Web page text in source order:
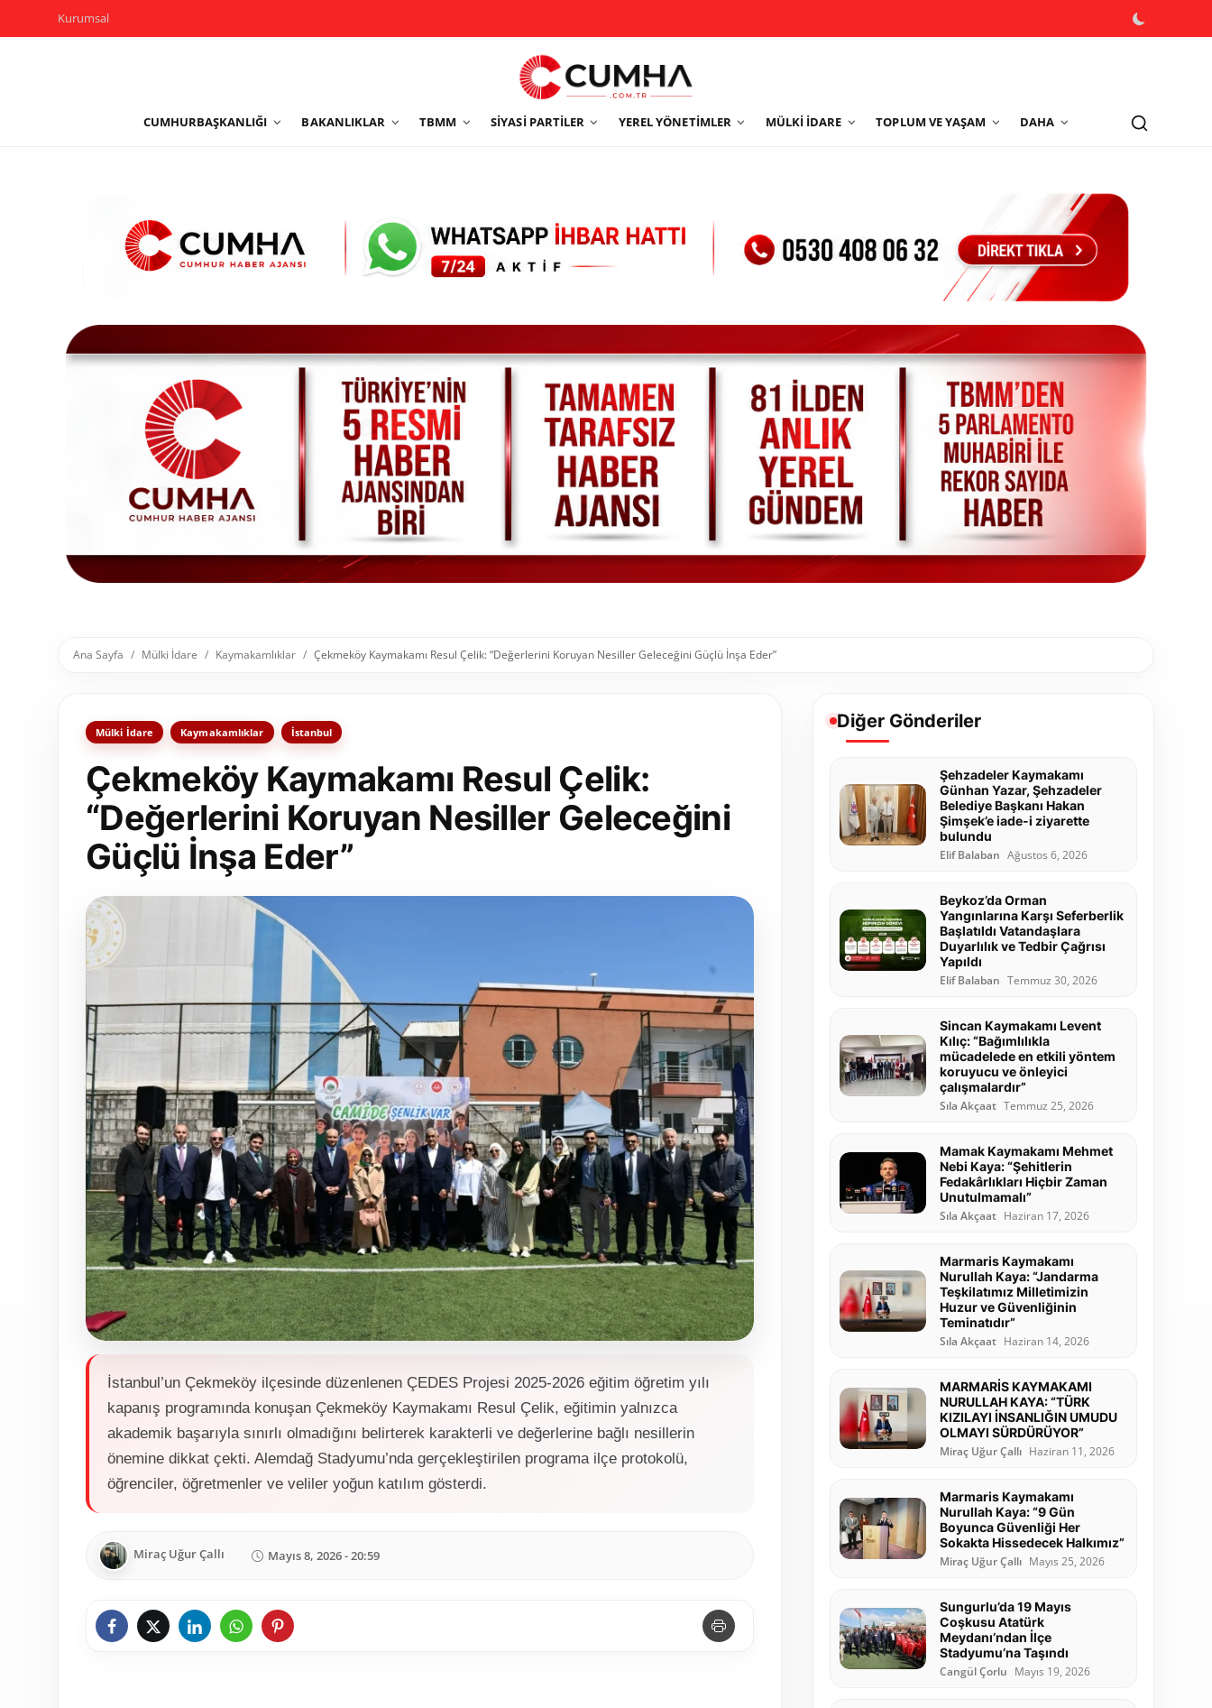
Kurumsal
CUMHURBAŞKANLIĞI BAKANLIKLAR TBMM SIYASI PARTILER YEREL YÖNETIMLER MÜLKI İDARE TOPLUM VE YAŞAM DAHA
Yerel Yönetimler
Sivil Toplum Kuruluşları
Kamu Kurumları ve Üst Kurullar
Resmi Reklamlar
Ana Sayfa Mülki İdare Kaymakamlıklar Çekmeköy Kaymakamı Resul Çelik: “Değerlerini Koruyan Nesiller Geleceğini Güçlü İnşa Eder”
Mülki İdare Kaymakamlıklar İstanbul
Çekmeköy Kaymakamı Resul Çelik:
“Değerlerini Koruyan Nesiller Geleceğini
Güçlü İnşa Eder”
İstanbul’un Çekmeköy ilçesinde düzenlenen ÇEDES Projesi 2025-2026 eğitim öğretim yılı
kapanış programında konuşan Çekmeköy Kaymakamı Resul Çelik, eğitimin yalnızca
akademik başarıyla sınırlı olmadığını belirterek karakterli ve değerlerine bağlı nesillerin
önemine dikkat çekti. Alemdağ Stadyumu’nda gerçekleştirilen programa ilçe protokolü,
öğrenciler, öğretmenler ve veliler yoğun katılım gösterdi.
Miraç Uğur Çallı Mayıs 8, 2026 - 20:59
Diğer Gönderiler
Şehzadeler Kaymakamı
Günhan Yazar, Şehzadeler
Belediye Başkanı Hakan
Şimşek’e iade-i ziyarette
bulundu
Elif Balaban Ağustos 6, 2026
Beykoz’da Orman
Yangınlarına Karşı Seferberlik
Başlatıldı Vatandaşlara
Duyarlılık ve Tedbir Çağrısı
Yapıldı
Elif Balaban Temmuz 30, 2026
Sincan Kaymakamı Levent
Kılıç: “Bağımlılıkla
mücadelede en etkili yöntem
koruyucu ve önleyici
çalışmalardır”
Sıla Akçaat Temmuz 25, 2026
Mamak Kaymakamı Mehmet
Nebi Kaya: “Şehitlerin
Fedakârlıkları Hiçbir Zaman
Unutulmamalı”
Sıla Akçaat Haziran 17, 2026
Marmaris Kaymakamı
Nurullah Kaya: “Jandarma
Teşkilatımız Milletimizin
Huzur ve Güvenliğinin
Teminatıdır”
Sıla Akçaat Haziran 14, 2026
MARMARİS KAYMAKAMI
NURULLAH KAYA: “TÜRK
KIZILAYI İNSANLIĞIN UMUDU
OLMAYI SÜRDÜRÜYOR”
Miraç Uğur Çallı Haziran 11, 2026
Marmaris Kaymakamı
Nurullah Kaya: “9 Gün
Boyunca Güvenliği Her
Sokakta Hissedecek Halkımız”
Miraç Uğur Çallı Mayıs 25, 2026
Sungurlu’da 19 Mayıs
Coşkusu Atatürk
Meydanı’ndan İlçe
Stadyumu’na Taşındı
Cangül Çorlu Mayıs 19, 2026